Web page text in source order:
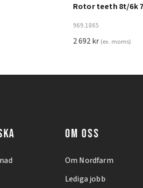
Lägg till i
Rotor teeth 8t/6k
969.1865
2 692kr (ex. moms)
OM OSS
Om Nordfarm
Lediga jobb